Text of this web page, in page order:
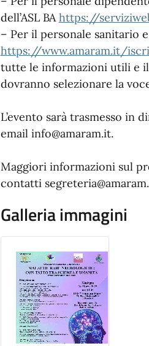
dell’ASL BAhttps://
– Per il personale sanitario
https://www.amaram.it/
tutte le informazioni utili e
dovranno selezionare la
L’evento sarà trasmesso
email info@amaram.it.
Maggiori informazioni sul
contatti
Galleria immagini